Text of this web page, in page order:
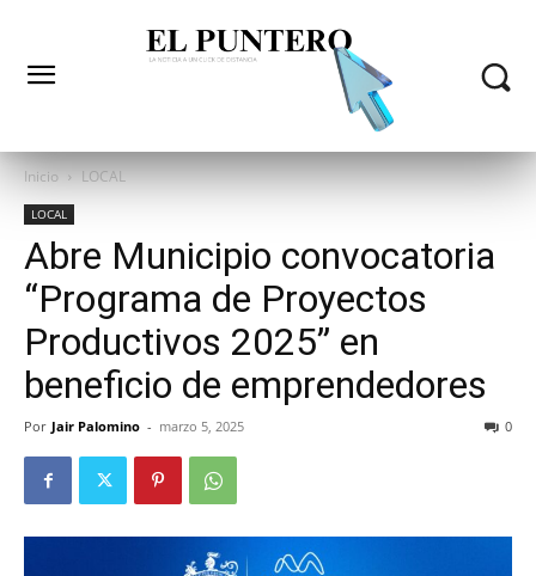
Inicio LOCAL
LOCAL
Abre Municipio convocatoria
“Programa de Proyectos
Productivos 2025” en
beneficio de emprendedores
Por Jair Palomino - marzo 5, 2025 0